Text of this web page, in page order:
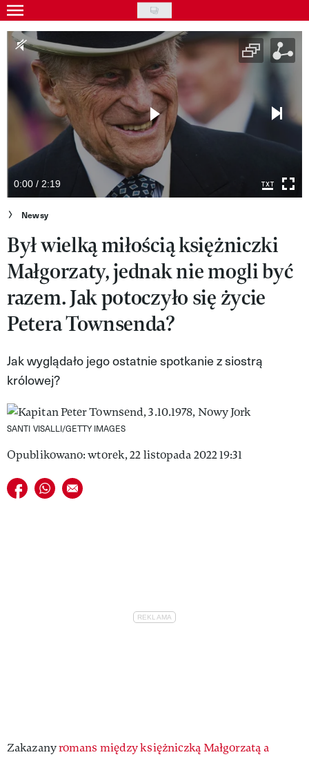
Skip
to
main
content
Gwiazdy
Ludzie
Moda
Uroda
Styl życia
Kultura
Wideo
Nasze akcje
VIVA!ART
VIVA!MODA
VIVA!LIFESTYLE
VIVA!MAN
VIVA!PEOPLE POWER
VIVA!ITAKA
0:00 / 2:19
Newsy
Był wielką miłością księżniczki
Małgorzaty, jednak nie mogli być
razem. Jak potoczyło się życie
Petera Townsenda?
Jak wyglądało jego ostatnie spotkanie z siostrą
królowej?
SANTI VISALLI/GETTY IMAGES
Opublikowano: wtorek, 22 listopada 2022 19:31
Udostępnij na facebook
Udostępnij na whatsapp
E-mail do przyjaciela
Zakazanyromans między księżniczką Małgorzatą a